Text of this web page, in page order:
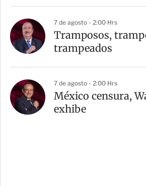
7 de agosto - 2:00 Hrs
Tramposos,
trampeados
7 de agosto - 2:00 Hrs
México censura,
exhibe